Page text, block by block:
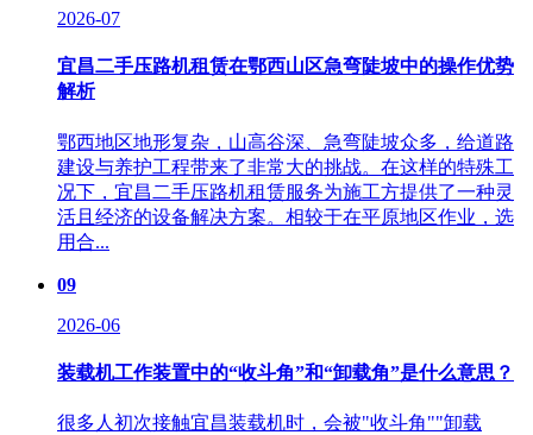
2026-07
宜昌二手压路机租赁在鄂西山区急弯陡坡中的操作优势
解析
鄂西地区地形复杂，山高谷深、急弯陡坡众多，给道路
建设与养护工程带来了非常大的挑战。在这样的特殊工
况下，宜昌二手压路机租赁服务为施工方提供了一种灵
活且经济的设备解决方案。相较于在平原地区作业，选
用合...
09
2026-06
装载机工作装置中的“收斗角”和“卸载角”是什么意思？
很多人初次接触宜昌装载机时，会被"收斗角""卸载